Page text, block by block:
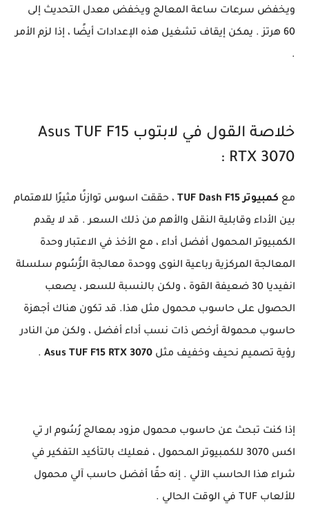
ويخفض سرعات ساعة المعالج ويخفض معدل التحديث إلى
60 هرتز . يمكن إيقاف تشغيل هذه الإعدادات أيضًا ، إذا لزم الأمر
.
خلاصة القول في لابتوب Asus TUF F15
RTX 3070 :
مع كمبيوتر TUF Dash F15
، حققت اسوس توازنًا مثيرًا للاهتمام
بين الأداء وقابلية النقل والأهم من ذلك السعر . قد لا يقدم
الكمبيوتر المحمول أفضل أداء ، مع الأخذ في الاعتبار وحدة
المعالجة المركزية رباعية النوى ووحدة معالجة الرُّسُوم سلسلة
انفيديا 30 ضعيفة القوة ، ولكن بالنسبة للسعر ، يصعب
الحصول على حاسوب محمول مثل هذا. قد تكون هناك أجهزة
حاسوب محمولة أرخص ذات نسب أداء أفضل ، ولكن من النادر
رؤية تصميم نحيف وخفيف مثل Asus TUF F15 RTX 3070
.
إذا كنت تبحث عن حاسوب محمول مزود بمعالج رُسُوم ار تي
اكس 3070 للكمبيوتر المحمول ، فعليك بالتأكيد التفكير في
شراء هذا الحاسب الآلي . إنه حقًا أفضل حاسب آلي محمول
للألعاب TUF في الوقت الحالي .